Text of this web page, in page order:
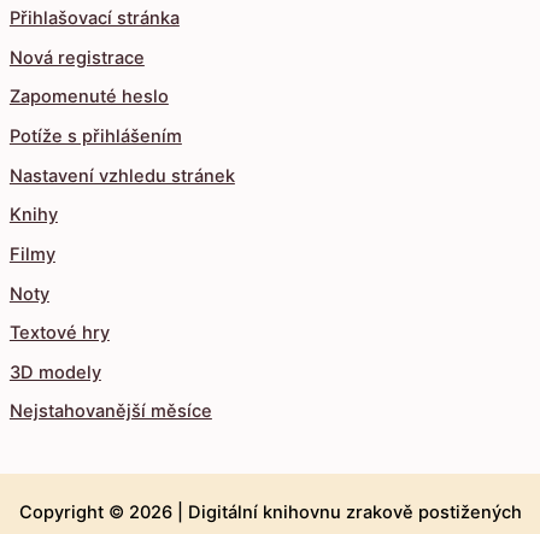
Přihlašovací stránka
Nová registrace
Zapomenuté heslo
Potíže s přihlášením
Nastavení vzhledu stránek
Knihy
Filmy
Noty
Textové hry
3D modely
Nejstahovanější měsíce
Copyright © 2026 | Digitální knihovnu zrakově postižených